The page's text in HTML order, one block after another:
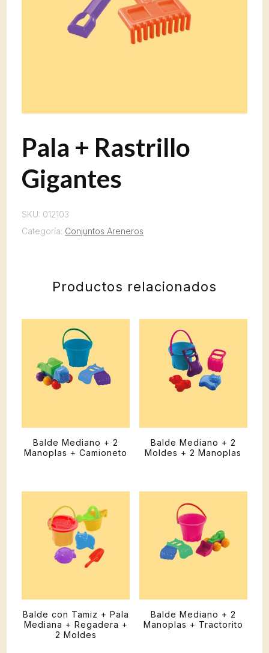
Pala + Rastrillo
Gigantes
SKU: 012103
Categoría: Conjuntos Areneros
Productos relacionados
Balde Mediano + 2
Manoplas + Camioneto
Balde Mediano + 2
Moldes + 2 Manoplas
Balde con Tamiz + Pala
Mediana + Regadera +
2 Moldes
Balde Mediano + 2
Manoplas + Tractorito